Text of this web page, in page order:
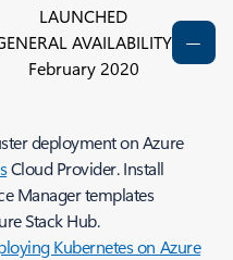
LAUNCHED
AVAILABILITY
February 2020
deployment on Azure
Cloud Provider. Install
Manager templates
Stack Hub.
Kubernetes on Azure